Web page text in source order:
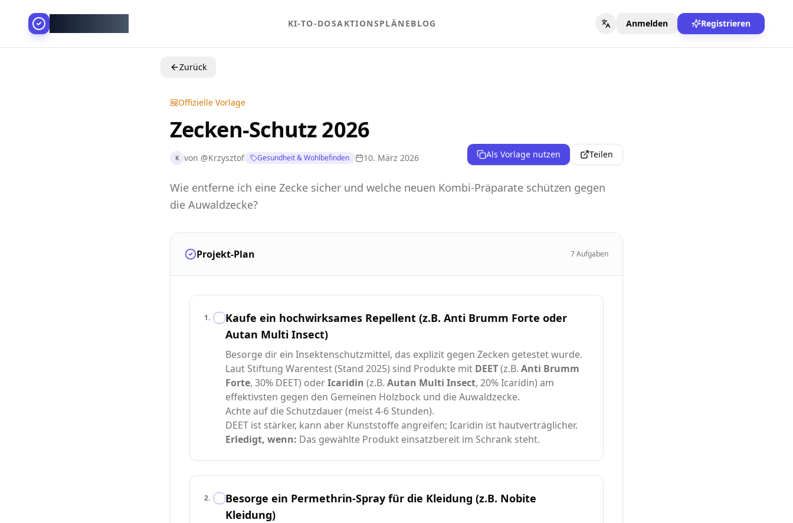
KI-TO-DOSAKTIONSPLÄNEBLOG Anmelden Registrieren
Zurück
Offizielle Vorlage
Zecken-Schutz 2026
K von @Krzysztof Gesundheit & Wohlbefinden 10. März 2026 Als Vorlage nutzen Teilen
Wie entferne ich eine Zecke sicher und welche neuen Kombi-Präparate schützen gegen
die Auwaldzecke?
Projekt-Plan 7Aufgaben
1.
Kaufe ein hochwirksames Repellent (z.B. Anti Brumm Forte oder
Autan Multi Insect)
Besorge dir ein Insektenschutzmittel, das explizit gegen Zecken getestet wurde.
Laut Stiftung Warentest (Stand 2025) sind Produkte mit DEET(z.B. Anti Brumm
Forte, 30% DEET) oderIcaridin (z.B. Autan Multi Insect, 20% Icaridin) am
effektivsten gegen den Gemeinen Holzbock und die Auwaldzecke.
Achte auf die Schutzdauer (meist 4-6 Stunden).
DEET ist stärker, kann aber Kunststoffe angreifen; Icaridin ist hautverträglicher.
Erledigt, wenn: Das gewählte Produkt einsatzbereit im Schrank steht.
2.
Besorge ein Permethrin-Spray für die Kleidung (z.B. Nobite
Kleidung)